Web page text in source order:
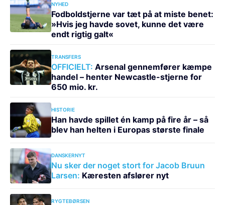
NYHED
Fodboldstjerne var tæt på at miste benet:
»Hvis jeg havde sovet, kunne det være
endt rigtig galt«
TRANSFERS
OFFICIELT: Arsenal gennemfører kæmpe
handel – henter Newcastle-stjerne for
650 mio. kr.
HISTORIE
Han havde spillet én kamp på fire år – så
blev han helten i Europas største finale
DANSKERNYT
Nu sker der noget stort for Jacob Bruun
Larsen: Kæresten afslører nyt
RYGTEBØRSEN